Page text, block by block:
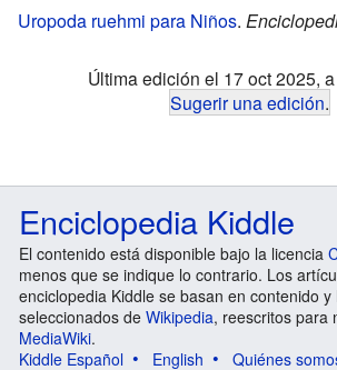
Uropoda ruehmi para Niños.
Última edición el 17 oct 2025,
Sugerir una edición.
Enciclopedia Kiddle
El contenido está disponible bajo la licencia
menos que se indique lo contrario. Los
enciclopedia Kiddle se basan en contenido y
seleccionados de Wikipedia, reescritos para
MediaWiki.
Kiddle Español
English
Quiénes